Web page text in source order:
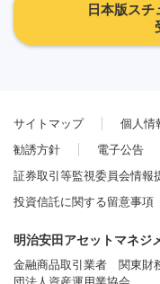
日本版ス
サイトマップ
個人情
勧誘方針
電子公告
証券取引等監視委員会情報
投資信託に関する留意事項
明治安田アセットマネジ
金融商品取引業者 関東財